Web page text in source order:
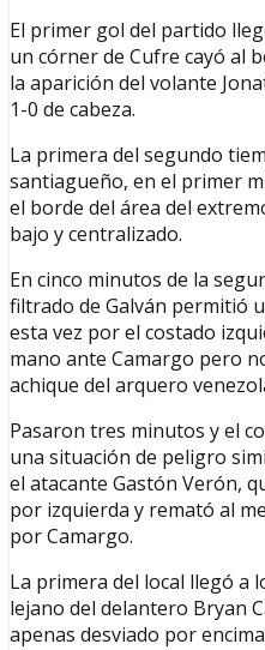
El primer gol del partido
un córner de Cufre cayó al
la aparición del volante
1-0 de cabeza.
La primera del segundo
santiagueño, en el primer
el borde del área del
bajo y centralizado.
En cinco minutos de la
filtrado de Galván permitió
esta vez por el costado
mano ante Camargo pero
achique del arquero
Pasaron tres minutos y el
una situación de peligro
el atacante Gastón Verón,
por izquierda y remató al
por Camargo.
La primera del local llegó a
lejano del delantero Bryan
apenas desviado por